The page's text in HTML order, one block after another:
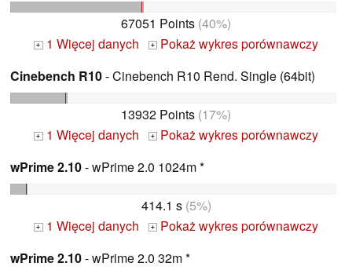
67051 Points (40%)
+ 1 Więcej danych +
Pokaż wykres porównawczy
Cinebench R10- Cinebench R10 Rend. Single (64bit)
13932 Points (17%)
+ 1 Więcej danych +
Pokaż wykres porównawczy
wPrime 2.10- wPrime 2.0 1024m *
414.1 s(5%)
+ 1 Więcej danych +
Pokaż wykres porównawczy
wPrime 2.10- wPrime 2.0 32m *